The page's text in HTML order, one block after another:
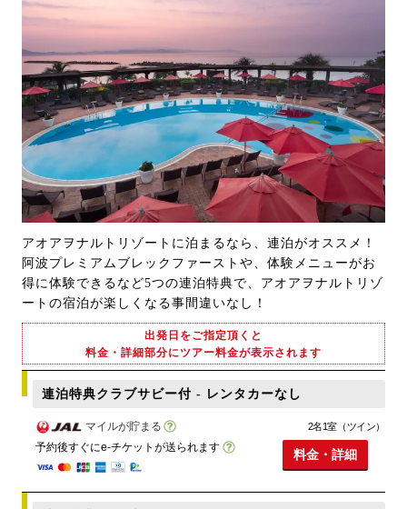
アオアヲナルトリゾートに泊まるなら、連泊がオススメ！
阿波プレミアムブレックファーストや、体験メニューがお
得に体験できるなど5つの連泊特典で、アオアヲナルトリゾ
ートの宿泊が楽しくなる事間違いなし！
出発日をご指定頂くと
料金・詳細部分にツアー料金が表示されます
連泊特典クラブサビー付 - レンタカーなし
マイルが貯まる
予約後すぐにe-チケットが送られます
2名1室（ツイン）
料金・詳細